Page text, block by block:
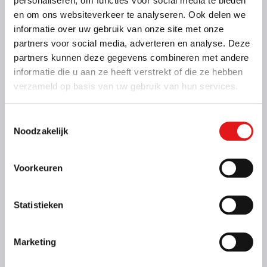
en om ons websiteverkeer te analyseren. Ook delen we
informatie over uw gebruik van onze site met onze
partners voor social media, adverteren en analyse. Deze
partners kunnen deze gegevens combineren met andere
informatie die u aan ze heeft verstrekt of die ze hebben
verzameld op basis van uw gebruik van hun services.
Noodzakelijk
Voorkeuren
Statistieken
Marketing
Kenmerken
Binnenmaat: 200 x 110 x 35 cm
Max. massa: 750 kg